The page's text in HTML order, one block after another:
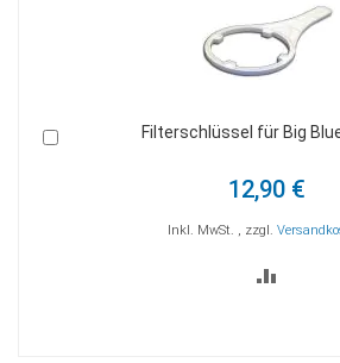
Filterschlüssel für Big
12,90 €
Inkl. MwSt. , zzgl.